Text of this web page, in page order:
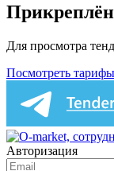
Для просмотра
Посмотреть тарифы
Авторизация